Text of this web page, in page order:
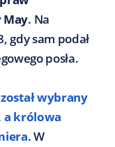
May. Na
gdy sam podał
posła.
wybrany
a królowa
. W